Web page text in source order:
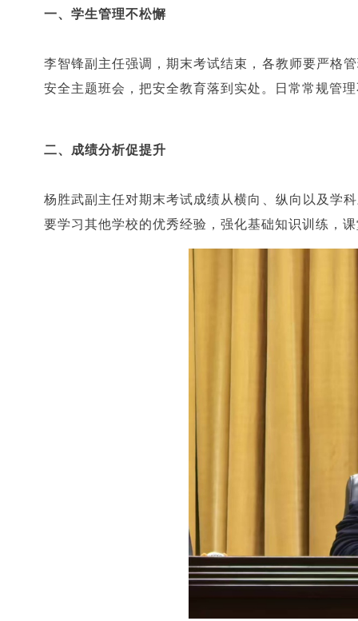
一、学生管理不松懈
李智锋副主任强调，期末考试结束，各教师要严格
安全主题班会，把安全教育落到实处。日常常规管
二、成绩分析促提升
杨胜武副主任对期末考试成绩从横向、纵向以及学
要学习其他学校的优秀经验，强化基础知识训练，